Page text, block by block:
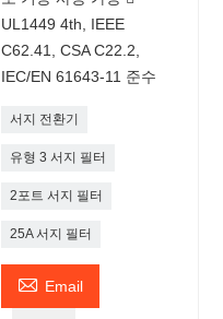
UL1449 4th, IEEE
C62.41, CSA C22.2,
IEC/EN 61643-11 준수
서지 전환기
유형 3 서지 필터
2포트 서지 필터
25A 서지 필터
 Email